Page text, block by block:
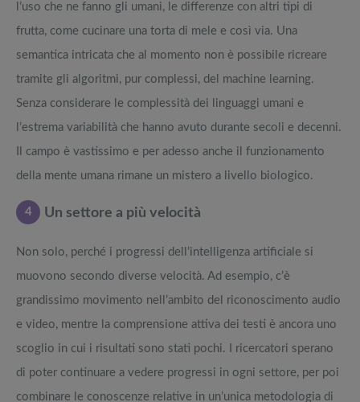
l’uso che ne fanno gli umani, le differenze con altri tipi di
frutta, come cucinare una torta di mele e così via. Una
semantica intricata che al momento non è possibile ricreare
tramite gli algoritmi, pur complessi, del machine learning.
Senza considerare le complessità dei linguaggi umani e
l’estrema variabilità che hanno avuto durante secoli e decenni.
Il campo è vastissimo e per adesso anche il funzionamento
della mente umana rimane un mistero a livello biologico.
4 Un settore a più velocità
Non solo, perché i progressi dell’intelligenza artificiale si
muovono secondo diverse velocità. Ad esempio, c’è
grandissimo movimento nell’ambito del riconoscimento audio
e video, mentre la comprensione attiva dei testi è ancora uno
scoglio in cui i risultati sono stati pochi. I ricercatori sperano
di poter continuare a vedere progressi in ogni settore, per poi
combinare le conoscenze relative in un’unica metodologia di